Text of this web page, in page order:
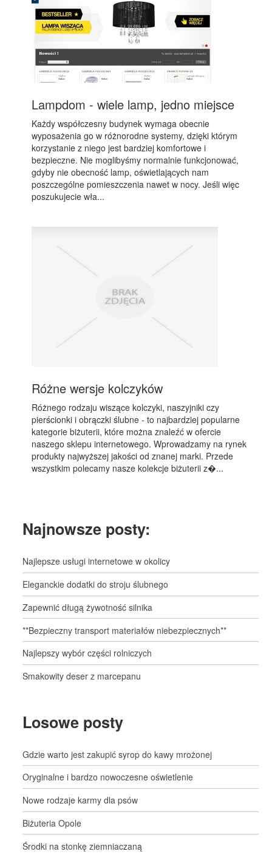
Lampdom - wiele lamp, jedno miejsce
Każdy współczesny budynek wymaga obecnie
wyposażenia go w różnorodne systemy, dzięki którym
korzystanie z niego jest bardziej komfortowe i
bezpieczne. Nie moglibyśmy normalnie funkcjonować,
gdyby nie obecność lamp, oświetlających nam
poszczególne pomieszczenia nawet w nocy. Jeśli więc
poszukujecie wła...
Różne wersje kolczyków
Różnego rodzaju wiszące kolczyki, naszyjniki czy
pierścionki i obrączki ślubne - to najbardziej popularne
kategorie biżuterii, które można znaleźć w ofercie
naszego sklepu internetowego. Wprowadzamy na rynek
produkty najwyższej jakości od znanej marki. Przede
wszystkim polecamy nasze kolekcje biżuterii z�...
Najnowsze posty:
Najlepsze usługi internetowe w okolicy
Eleganckie dodatki do stroju ślubnego
Zapewnić długą żywotność silnika
**Bezpieczny transport materiałów niebezpiecznych**
Najlepszy wybór części rolniczych
Smakowity deser z marcepanu
Losowe posty
Gdzie warto jest zakupić syrop do kawy mrożonej
Oryginalne i bardzo nowoczesne oświetlenie
Nowe rodzaje karmy dla psów
Biżuteria Opole
Środki na stonkę ziemniaczaną